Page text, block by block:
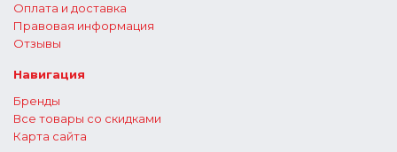
Оплата и доставка
Правовая информация
Отзывы
Навигация
Бренды
Все товары со скидками
Карта сайта